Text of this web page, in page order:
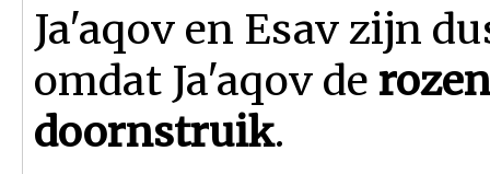
Ja'aqov en Esav zijn
omdat Ja'aqov de
doornstruik.